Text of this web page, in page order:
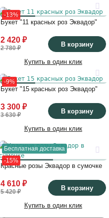
-13%
Букет "11 красных роз Эквадор"
2 420 ₽
2 780 ₽ В корзину
Купить в один клик
-9%
Букет "15 красных роз Эквадор"
3 300 ₽
3 630 ₽ В корзину
Купить в один клик
Бесплатная доставка
-15%
Красные розы Эквадор в сумочке
4 610 ₽
5 420 ₽ В корзину
Купить в один клик